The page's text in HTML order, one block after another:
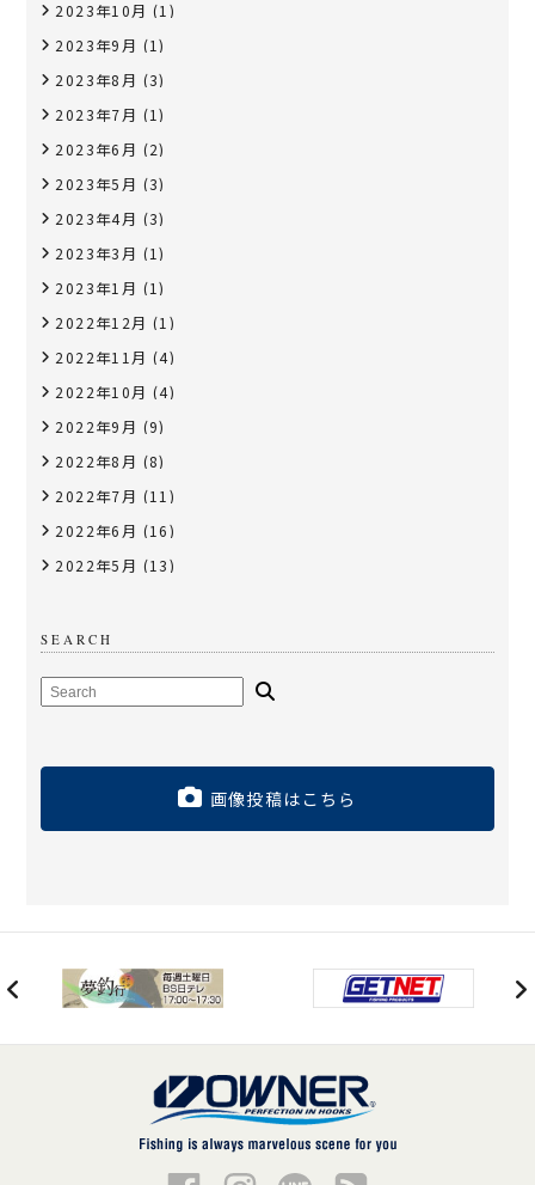
2023年10月 (1)
2023年9月 (1)
2023年8月 (3)
2023年7月 (1)
2023年6月 (2)
2023年5月 (3)
2023年4月 (3)
2023年3月 (1)
2023年1月 (1)
2022年12月 (1)
2022年11月 (4)
2022年10月 (4)
2022年9月 (9)
2022年8月 (8)
2022年7月 (11)
2022年6月 (16)
2022年5月 (13)
SEARCH
画像投稿はこちら